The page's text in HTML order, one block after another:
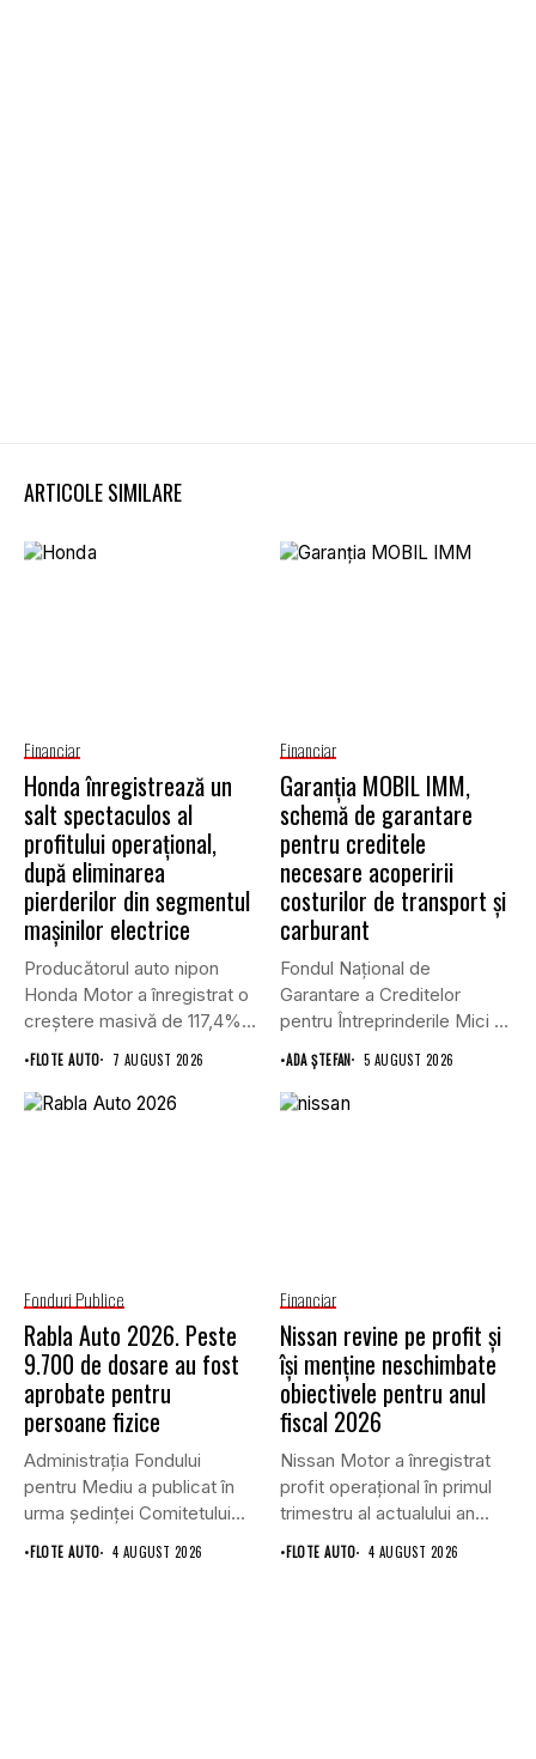
ARTICOLE SIMILARE
Financiar
Honda înregistrează un
salt spectaculos al
profitului operațional,
după eliminarea
pierderilor din segmentul
mașinilor electrice
Producătorul auto nipon
Honda Motor a înregistrat o
creștere masivă de 117,4%...
•FLOTE AUTO 7 AUGUST 2026
Financiar
Garanţia MOBIL IMM,
schemă de garantare
pentru creditele
necesare acoperirii
costurilor de transport şi
carburant
Fondul Național de
Garantare a Creditelor
pentru Întreprinderile Mici și
Mijlocii (FNGCIMM)...
•ADA ȘTEFAN 5 AUGUST 2026
Fonduri Publice
Rabla Auto 2026. Peste
9.700 de dosare au fost
aprobate pentru
persoane fizice
Administrația Fondului
pentru Mediu a publicat în
urma ședinței Comitetului
de Avizare,...
•FLOTE AUTO 4 AUGUST 2026
Financiar
Nissan revine pe profit și
își menține neschimbate
obiectivele pentru anul
fiscal 2026
Nissan Motor a înregistrat
profit operațional în primul
trimestru al actualului an...
•FLOTE AUTO 4 AUGUST 2026